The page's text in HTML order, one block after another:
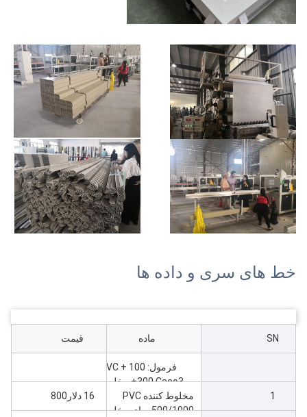
خط های سری و داده ها
SN ماده قیمت
فرمول: 100 PVC +
300 Caco3+ مخلوط
مواد شیمیایی
مخلوط کننده PVC
500/1000 برای مخلوط
16 دلار800